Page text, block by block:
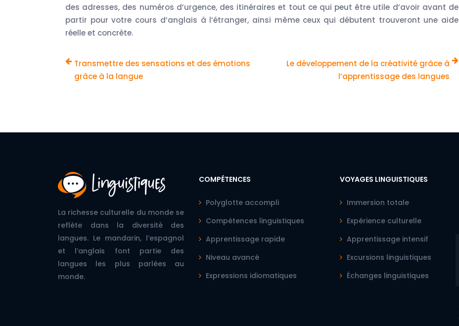
des adresses, des numéros d’urgence, des itinéraires et tout ce qui peut être utile d’avoir avant de
partir pour votre cours d’anglais à l’étranger, ainsi même ceux qui débutent trouveront une aide
réelle et concrète.
Transmettre des sensations et des émotions
grâce à la langue
Le développement de la créativité grâce à
l’apprentissage des langues
La richesse culturelle du monde se
reflète dans la diversité des
langues. Le mandarin, l’espagnol
et l’anglais font partie des
langues les plus parlées au
monde.
COMPÉTENCES
Polyglotte accompli
Compétences linguistiques
Apprentissage rapide
Niveau avancé
Expressions idiomatiques
VOYAGES LINGUISTIQUES
Immersion totale
Expérience culturelle
Apprentissage intensif
Excursions linguistiques
Échanges linguistiques